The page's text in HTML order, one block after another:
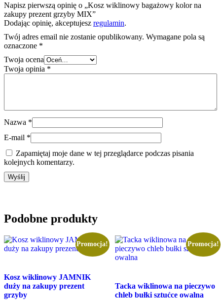
Napisz pierwszą opinię o „Kosz wiklinowy bagażowy kolor na
zakupy prezent grzyby MIX”
Dodając opinię, akceptujesz regulamin.
Twój adres email nie zostanie opublikowany. Wymagane pola są
oznaczone *
Twoja ocena
Twoja opinia *
Nazwa *
E-mail *
Zapamiętaj moje dane w tej przeglądarce podczas pisania
kolejnych komentarzy.
Podobne produkty
Promocja!
Kosz wiklinowy JAMNIK
duży na zakupy prezent
grzyby
Promocja!
Tacka wiklinowa na pieczywo
chleb bułki sztućce owalna